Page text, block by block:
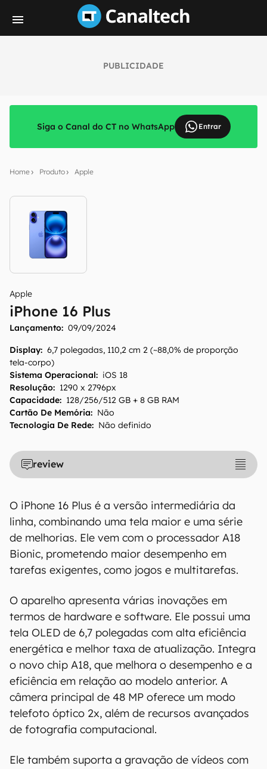
PUBLICIDADE
Siga o Canal do CT no WhatsApp Entrar
Home Produto Apple
Apple
iPhone 16 Plus
Lançamento: 09/09/2024
Display: 6,7 polegadas, 110,2 cm 2 (~88,0% de proporção
tela-corpo)
Sistema Operacional: iOS 18
Resolução: 1290 x 2796px
Capacidade: 128/256/512 GB + 8 GB RAM
Cartão De Memória: Não
Tecnologia De Rede: Não definido
review
O iPhone 16 Plus é a versão intermediária da
linha, combinando uma tela maior e uma série
de melhorias. Ele vem com o processador A18
Bionic, prometendo maior desempenho em
tarefas exigentes, como jogos e multitarefas.
O aparelho apresenta várias inovações em
termos de hardware e software. Ele possui uma
tela OLED de 6,7 polegadas com alta eficiência
energética e melhor taxa de atualização. Integra
o novo chip A18, que melhora o desempenho e a
eficiência em relação ao modelo anterior. A
câmera principal de 48 MP oferece um modo
telefoto óptico 2x, além de recursos avançados
de fotografia computacional.
Ele também suporta a gravação de vídeos com
encontrar e manter atualizadas as
técnicas, porém tenha em mente que
especificações e recursos podem variar entre
regiões e países. Portanto, recomendamos
que você visite o site oficial do fabricante ou
operadora que comercializa o produto para
confirmar suas características detalhadas e
Aviso legal: O Canaltech não se responsabiliza
por quaisquer erros ou omissões, ou mesmo
os resultados obtidos com o uso dessas
informações. As informações são fornecidas
"como estão", sem qualquer garantia de
precisão, detalhes, variações ou em relação
aos resultados obtidos com o uso dessas
informações.